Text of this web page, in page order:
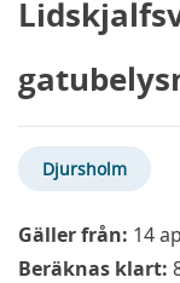
Djursholm
Gäller från: 14
Beräknas klart: